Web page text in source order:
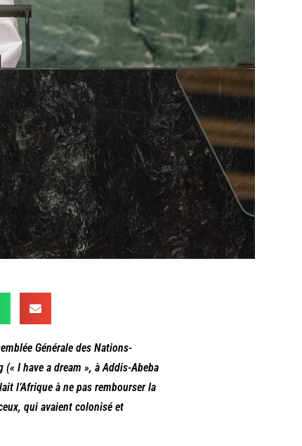
Générale des Nations-
I have a dream », à Addis-Abeba
l’Afrique à ne pas rembourser la
qui avaient colonisé et